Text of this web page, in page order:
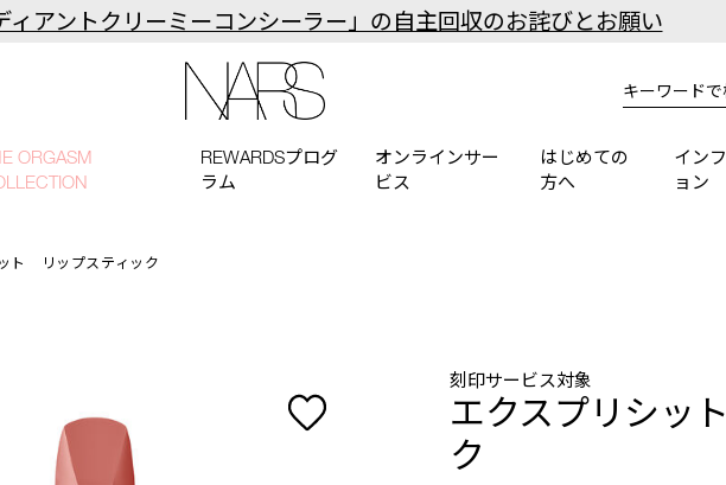
ィアントクリーミーコンシーラー」の自主回収のお詫びとお願い
ORGASM
REWARDSプログ
ラム
オンラインサー
ビス
はじめての
方へ
イン
ョン
カ
タ
検
use
your
ト リップスティック
刻印サービス対象
エクスプリシッ
ク